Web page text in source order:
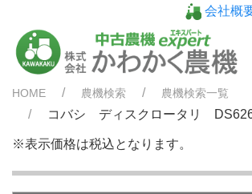
会社概
HOME 農機検索 農機検索一覧
コバシ ディスクロータリ
※表示価格は税込となります。